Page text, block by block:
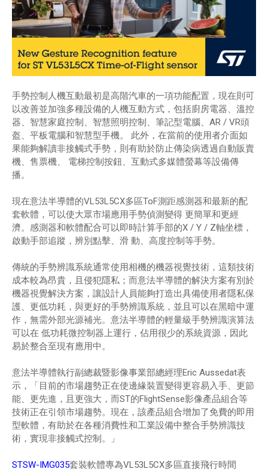
手勢控制人機互動最初是高階汽車的一項功能配置，現在則可
以改善並加強多種設備的人機互動方式，包括廚房電器、溫控
器、智慧家庭控制、智慧照明控制、筆記型電腦、AR / VR頭
盔、平板電腦和智慧型手機。 此外，在當前的使用者介面如
果能夠解讀非接觸式手勢，則有助於防止傳染病透過自動販賣
機、售票機、 電梯控制按鈕、互動式多媒體螢幕等設備傳
播。
現在意法半導體的VL53L5CX多區ToF測距感測器和最新的配
套軟體，可以使大眾市場應用手勢偵測變得 更簡單和更經
濟。感測器和軟體配合可以即時計算手部的X / Y / Z軸坐標，
啟動手部追蹤，辨別點擊、滑 動、高度控制等手勢。
傳統的手勢辨識系統通常使用相機的機器視覺技術，這類技術
成本較為昂貴，且侵犯隱私；而意法半導體的解決方案有別於
機器視覺解決方案，讓設計人員能夠打造出具備使用者隱私保
護、更低功耗，與更好的手勢辨識系統，並且可以在黑暗中運
作，無需外部光源補光。意法半導體的輕量級手勢辨識演算法
可以在 低功耗微控制器上運行，佔用很少的系統資源，因此
易於整合至現有應用中。
意法半導體執行副總裁暨影像事業部總經理Eric Aussedat表
示，「目前的市場趨勢正在使邊緣裝置變得更容易入手、更節
能、更先進，且更強大，而ST的FlightSense影像產品組合等
技術正在引領市場趨勢。現在，該產品組合增加了免費的即用
型軟體，有助於在各種消費性和工業設備中整合手勢辨識技
術，實現非接觸式控制。」
STSW-IMG035套裝軟體專為VL53L5CX多區直接飛行時間